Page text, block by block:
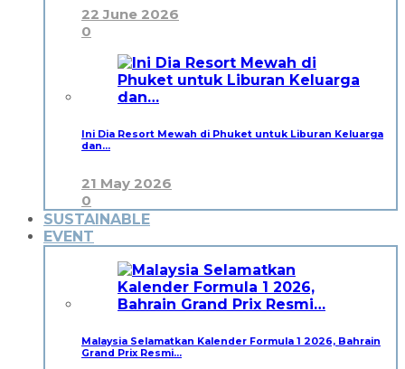
22 June 2026
0
Ini Dia Resort Mewah di Phuket untuk Liburan Keluarga
dan…
21 May 2026
0
SUSTAINABLE
EVENT
Malaysia Selamatkan Kalender Formula 1 2026, Bahrain
Grand Prix Resmi…